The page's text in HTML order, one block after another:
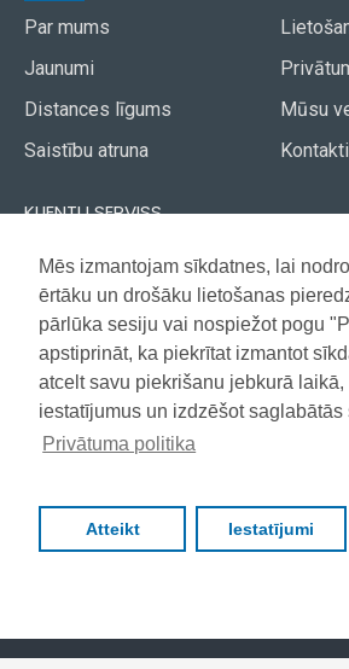
Mēs izmantojam sīkdatnes, lai
ērtāku un drošāku lietošanas
pārlūka sesiju vai nospiežot pogu
apstiprināt, ka piekrītat izmantot
atcelt savu piekrišanu jebkurā
iestatījumus un izdzēšot saglabātās
Privātuma politika
Atteikt Iestatījumi
Par mums
Jaunumi
Distances līgums
Saistību atruna
Mūsu
Kontakti
KLIENTU SERVISS
Piegāde
Apmaksa
Garantija
Akcijas
Vietnes
Copyright © 2021, Super Selection, Visas